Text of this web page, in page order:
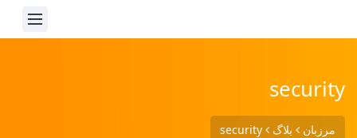
security
مرزبان بلاگ security